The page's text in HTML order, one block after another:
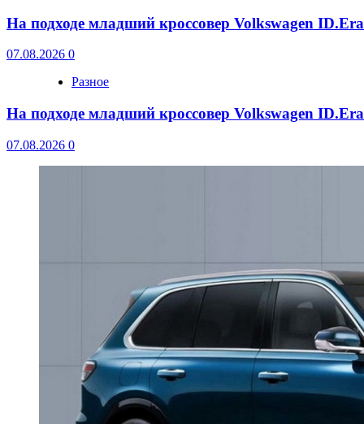
На подходе младший кроссовер Volkswagen
07.08.2026 0
Разное
На подходе младший кроссовер Volkswagen
07.08.2026 0